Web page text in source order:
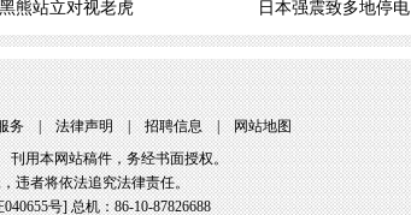
黑熊站立对视老虎 日本强震致多地停电
务 | 法律声明 | 招聘信息 | 网站地图
刊用本网站稿件，务经书面授权。
违者将依法追究法律责任。
号] 总机：86-10-87826688